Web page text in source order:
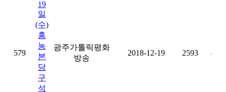
579
19
일
(수)
홍
농
본
당
구
석
광주가톨릭평화
방송
2018-12-19 2593 -